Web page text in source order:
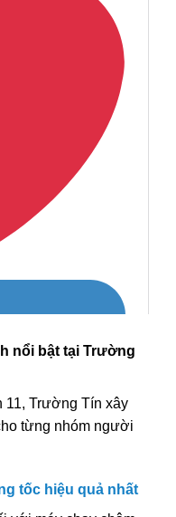
nổi bật tại Trường
11, Trường Tín xây
từng nhóm người
tốc hiệu quả nhất